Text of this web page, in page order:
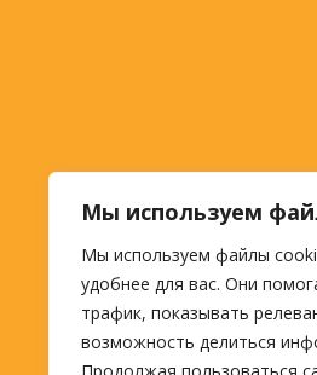
Мы используем
Мы используем файлы
удобнее для вас. Они
трафик, показывать
возможность делиться